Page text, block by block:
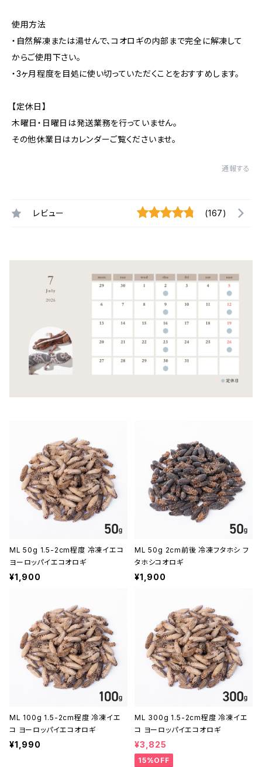
使用方法
・自然解凍または湯せんで、コオロギの内部まで完全に解凍して
からご使用下さい。
・3ヶ月程度を目処に使い切っていただくことをおすすめします。
【定休日】
木曜日・日曜日は発送業務を行っていません。
その他休業日はカレンダーご覧くださいませ。
通報する
レビュー (167)
ML 50g 1.5-2cm程度 冷凍イエコ
ヨーロッパイエコオロギ
¥1,900
ML 50g 2cm前後 冷凍フタホシ フ
タホシコオロギ
¥1,900
ML 100g 1.5-2cm程度 冷凍イエ
コ ヨーロッパイエコオロギ
¥1,990
ML 300g 1.5-2cm程度 冷凍イエ
コ ヨーロッパイエコオロギ
¥3,825
15%OFF